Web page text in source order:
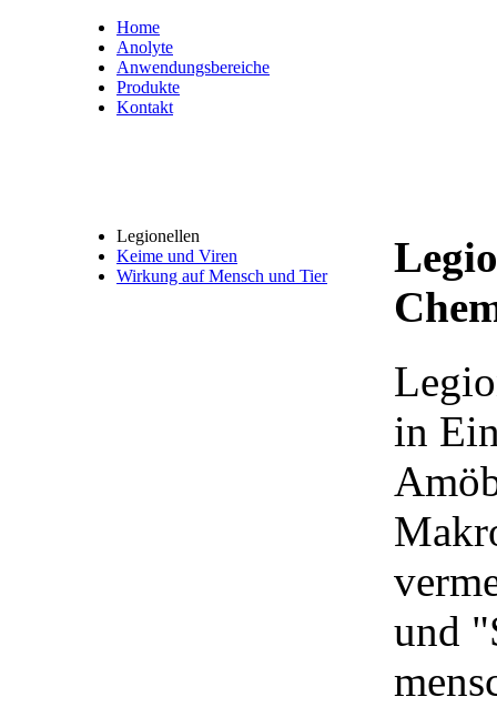
Home
Anolyte
Anwendungsbereiche
Produkte
Kontakt
Legionellen
Keime und Viren
Wirkung auf Mensch und Tier
in
und